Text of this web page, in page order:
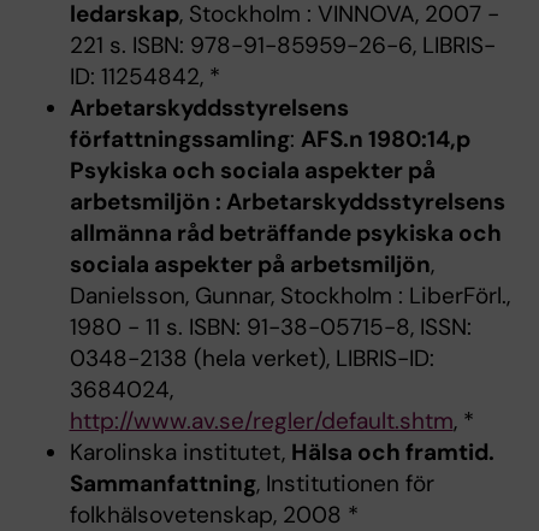
ledarskap, Stockholm : VINNOVA, 2007 -
221 s. ISBN: 978-91-85959-26-6, LIBRIS-
ID: 11254842, *
Arbetarskyddsstyrelsens
författningssamling: AFS.n 1980:14,p
Psykiska och sociala aspekter på
arbetsmiljön : Arbetarskyddsstyrelsens
allmänna råd beträffande psykiska och
sociala aspekter på arbetsmiljön,
Danielsson, Gunnar, Stockholm : LiberFörl.,
1980 - 11 s. ISBN: 91-38-05715-8, ISSN:
0348-2138 (hela verket), LIBRIS-ID:
3684024,
http://www.av.se/regler/default.shtm, *
Karolinska institutet, Hälsa och framtid.
Sammanfattning, Institutionen för
folkhälsovetenskap, 2008 *